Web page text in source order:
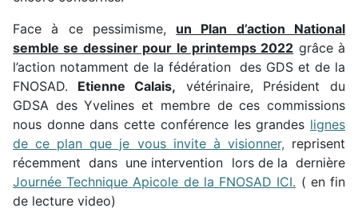
Face à ce pessimisme, un Plan d’action National
semble se dessiner pour le printemps 2022 grâce à
l’action notamment de la fédération des GDS et de la
FNOSAD. Etienne Calais, vétérinaire, Président du
GDSA des Yvelines et membre de ces commissions
nous donne dans cette conférence les grandes lignes
de ce plan que je vous invite à visionner, reprisent
récemment dans une intervention lors de la dernière
Journée Technique Apicole de la FNOSAD ICI. ( en fin
de lecture video)